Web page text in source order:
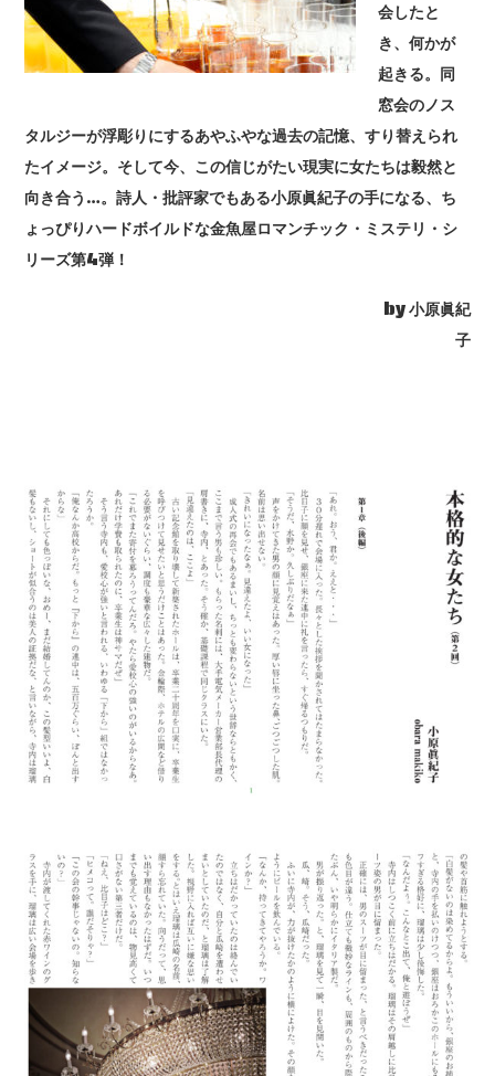
会したと
き、何かが
起きる。同
窓会のノス
タルジーが浮彫りにするあやふやな過去の記憶、すり替えられ
たイメージ。そして今、この信じがたい現実に女たちは毅然と
向き合う…。詩人・批評家でもある小原眞紀子の手になる、ち
ょっぴりハードボイルドな金魚屋ロマンチック・ミステリ・シ
リーズ第4弾！
by 小原眞紀
子